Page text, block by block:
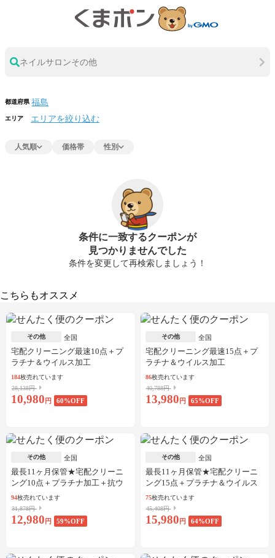
ネイルサロンその他
都道府県
エリア エリアを絞り込む
人気順 価格帯 性別
条件に一致するクーポンが
見つかりませんでした
条件を変更して再検索しましょう！
こちらもオススメ
その他 全国
宅配クリーニング最速10点＋プ
ラチナ＆ウイルス加工
184枚売れています
28,138円
10,980 円 60%OFF
その他 全国
宅配クリーニング最速15点＋プ
ラチナ＆ウイルス加工
86枚売れています
40,788円
13,980 円 65%OFF
その他 全国
最長11ヶ月保管★宅配クリーニ
ング10点＋プラチナ加工＋抗ウ
イルス加工
94枚売れています
31,878円
12,980 円 59%OFF
その他 全国
最長11ヶ月保管★宅配クリーニ
ング15点＋プラチナ＆ウイルス
加工
75枚売れています
45,408円
15,980 円 64%OFF